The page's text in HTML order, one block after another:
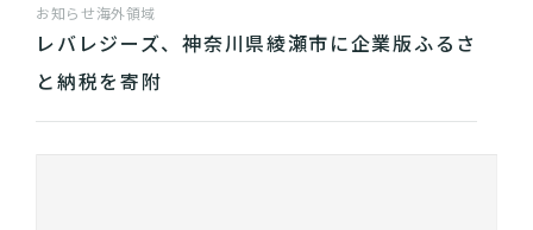
お知らせ海外領域
レバレジーズ、神奈川県綾瀬市に企業版ふるさ
と納税を寄附